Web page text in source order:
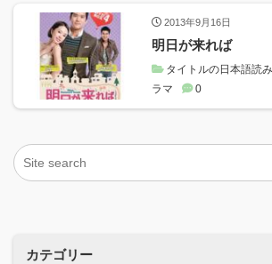
2013年9月16日
明日が来れば
タイトルの日本語読
ラマ
0
カテゴリー